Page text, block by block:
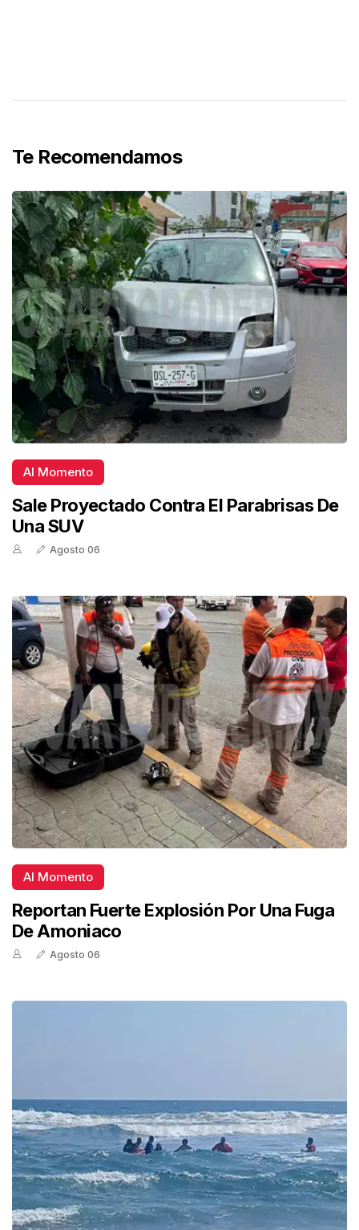
Te Recomendamos
Al Momento
Sale Proyectado Contra El Parabrisas De
Una SUV
Agosto 06
Al Momento
Reportan Fuerte Explosión Por Una Fuga
De Amoniaco
Agosto 06